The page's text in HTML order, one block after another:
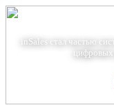
inSales стал частью
цифровых